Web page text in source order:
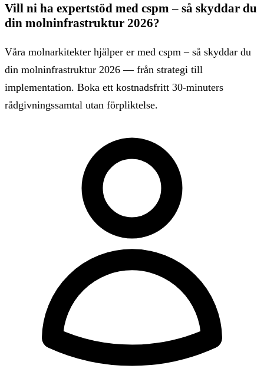
Vill ni ha expertstöd med cspm – så skyddar du
din molninfrastruktur 2026?
Våra molnarkitekter hjälper er med cspm – så skyddar du
din molninfrastruktur 2026 — från strategi till
implementation. Boka ett kostnadsfritt 30-minuters
rådgivningssamtal utan förpliktelse.